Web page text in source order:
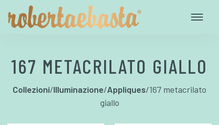
167 METACRILATO GIALLO
Collezioni/Illuminazione/Appliques/167 metacrilato
giallo